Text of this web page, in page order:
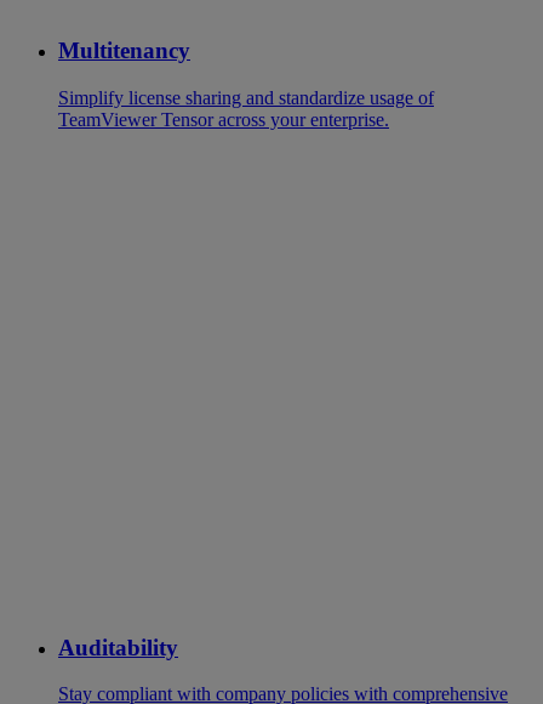
Multitenancy
Simplify license sharing and standardize usage of
TeamViewer Tensor across your enterprise.
Auditability
Stay compliant with company policies with comprehensive